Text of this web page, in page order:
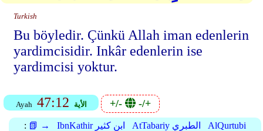
Turkish
Bu böyledir. Çünkü Allah iman edenlerin
yardimcisidir. Inkâr edenlerin ise
yardimcisi yoktur.
Ayah 47:12 الأية +/- -/+
: 📗 → IbnKathir ابن كثير AtTabariy الطبري
AlQurtubi